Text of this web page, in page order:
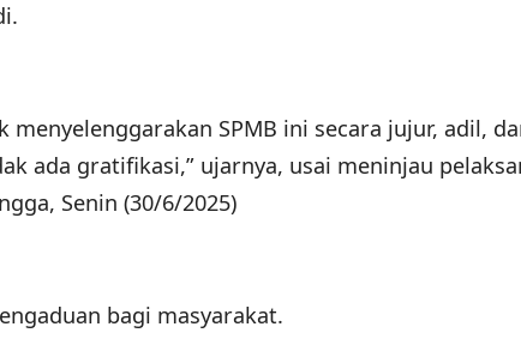
SPMB ini secara jujur, adil,
ada gratifikasi,” ujarnya, usai meninjau
Senin (30/6/2025)
bagi masyarakat.